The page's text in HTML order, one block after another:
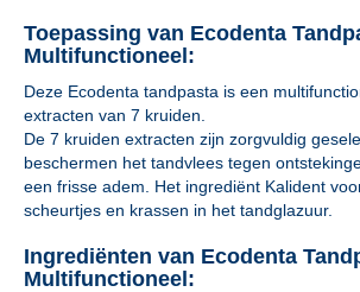
Toepassing van Ecodenta
Multifunctioneel:
Deze Ecodenta tandpasta is een
extracten van 7 kruiden.
De 7 kruiden extracten zijn zorgvuldig
beschermen het tandvlees tegen
een frisse adem. Het ingrediënt Kalident
scheurtjes en krassen in het tandglazuur.
Ingrediënten van Ecodenta
Multifunctioneel: